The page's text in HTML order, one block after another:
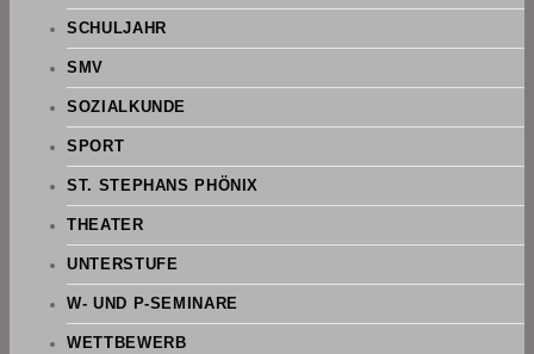
SCHULJAHR
SMV
SOZIALKUNDE
SPORT
ST. STEPHANS PHÖNIX
THEATER
UNTERSTUFE
W- UND P-SEMINARE
WETTBEWERB